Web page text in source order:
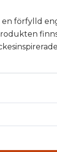
förfylld